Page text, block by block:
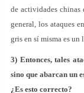
de actividades chinas
general, los ataques
gris en sí misma es un
3) Entonces, tales
sino que abarcan un
¿Es esto correcto?